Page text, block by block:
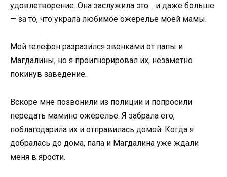
удовлетворение. Она заслужила это… и даже больше
— за то, что украла любимое ожерелье моей мамы.
Мой телефон разразился звонками от папы и
Магдалины, но я проигнорировал их, незаметно
покинув заведение.
Вскоре мне позвонили из полиции и попросили
передать мамино ожерелье. Я забрала его,
поблагодарила их и отправилась домой. Когда я
добралась до дома, папа и Магдалина уже ждали
меня в ярости.